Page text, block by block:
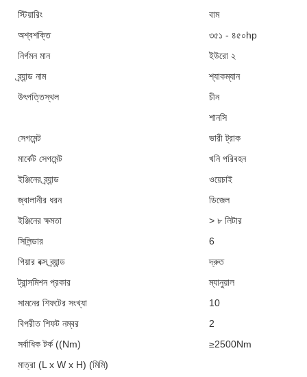
স্টিয়ারিং
বাম
অশ্বশক্তি
৩৫১ - ৪৫০hp
নির্গমন মান
ইউরো ২
ব্র্যান্ড নাম
শ্যাকম্যান
উৎপত্তিস্থল
চীন
শানসি
সেগমেন্ট
ভারী ট্রাক
মার্কেট সেগমেন্ট
খনি পরিবহন
ইঞ্জিনের ব্র্যান্ড
ওয়েচাই
জ্বালানীর ধরন
ডিজেল
ইঞ্জিনের ক্ষমতা
> ৮ লিটার
সিলিন্ডার
6
গিয়ার বক্স ব্র্যান্ড
দ্রুত
ট্রান্সমিশন প্রকার
ম্যানুয়াল
সামনের শিফটের সংখ্যা
10
বিপরীত শিফট নম্বর
2
সর্বাধিক টর্ক ((Nm)
≥2500Nm
মাত্রা (L x W x H) (মিমি)